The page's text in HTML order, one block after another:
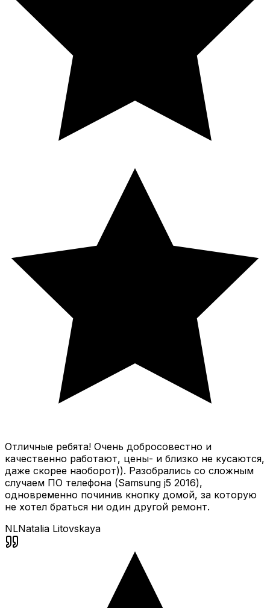
Отличные ребята! Очень добросовестно и
качественно работают, цены- и близко не кусаются,
даже скорее наоборот)). Разобрались со сложным
случаем ПО телефона (Samsung j5 2016),
одновременно починив кнопку домой, за которую
не хотел браться ни один другой ремонт.
NLNatalia Litovskaya